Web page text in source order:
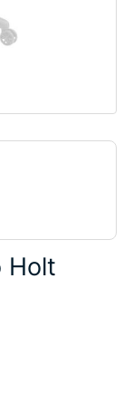
Holt